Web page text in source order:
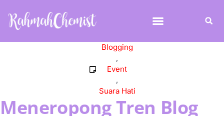
Blogging
,
Event
,
Suara Hati
Meneropong Tren Blog